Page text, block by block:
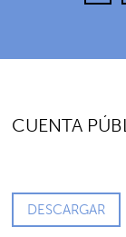
CUENTA
DESCARGAR